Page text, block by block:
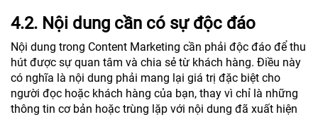
4.2. Nội dung cần có sự độc đáo
Nội dung trong Content Marketing cần phải độc đáo để thu
hút được sự quan tâm và chia sẻ từ khách hàng. Điều này
có nghĩa là nội dung phải mang lại giá trị đặc biệt cho
người đọc hoặc khách hàng của bạn, thay vì chỉ là những
thông tin cơ bản hoặc trùng lặp với nội dung đã xuất hiện